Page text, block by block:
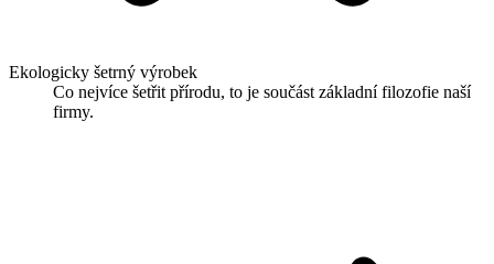
Ekologicky šetrný výrobek
Co nejvíce šetřit přírodu, to je součást základní filozofie naší
firmy.